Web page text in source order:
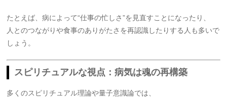
たとえば、病によって“仕事の忙しさ”を見直すことになったり、
人とのつながりや食事のありがたさを再認識したりする人も多いで
しょう。
スピリチュアルな視点：病気は魂の再構築
多くのスピリチュアル理論や量子意識論では、